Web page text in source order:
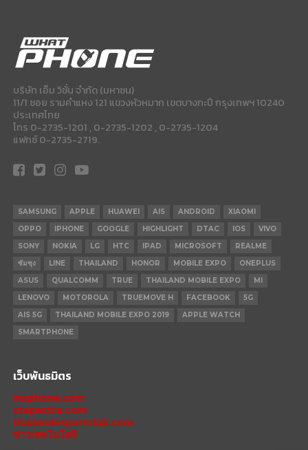
บริษัท เอ็ม วิชั่น จำกัด (มหาชน)
11/1 ซอย รามคำแหง 121 แขวงหัวหมาก เขตบางกะปี กรุงเทพฯ 10240
ประเทศไทย
โทร 0-2735-1201 , 0-2735-1202 , 0-2735-1204
แฟกซ์ 0-2735-2719.
SAMSUNG APPLE HUAWEI AIS ANDROID
XIAOMI
OPPO
IPHONE GOOGLE HIGHLIGHT DTAC IOS
VIVO
SONY
NOKIA LG HTC IPAD MICROSOFT
REALME
ซัมซุง
LINE THAILAND HONOR MOBILE EXPO
ONEPLUS
ASUS
QUALCOMM TRUE THAILAND MOBILE EXPO
MI
LENOVO
MOTOROLA TRUEMOVE H FACEBOOK
5G
AIS 5G
THAILAND MOBILE EXPO 2019
APPLE WATCH
SMARTPHONE
เว็บพันธมิตร
mxphone.com
stepextra.com
thailandesportclub.com
ข่าวเทคโนโลยี